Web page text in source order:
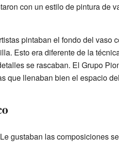
con un estilo de pintura de
pintaban el fondo del vaso
Esto era diferente de la
se rascaban. El Grupo
que llenaban bien el espacio
gustaban las composiciones